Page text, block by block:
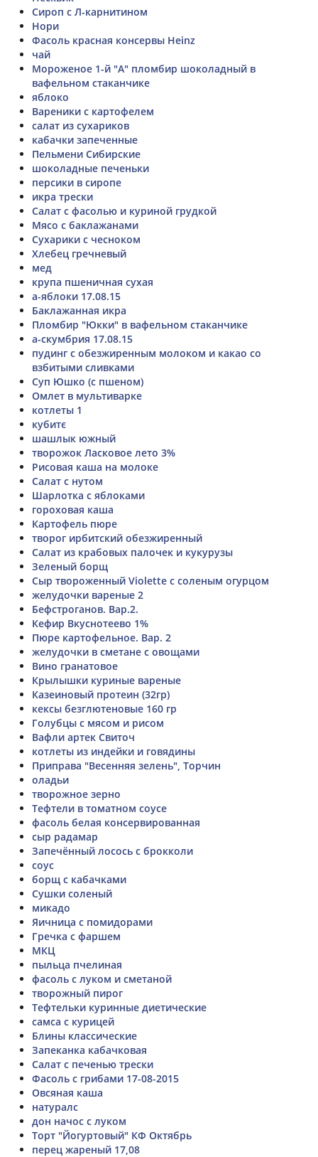
Сироп с Л-карнитином
Нори
Фасоль красная консервы Heinz
чай
Мороженое 1-й "А" пломбир шоколадный в
вафельном стаканчике
яблоко
Вареники с картофелем
салат из сухариков
кабачки запеченные
Пельмени Сибирские
шоколадные печеньки
персики в сиропе
икра трески
Салат с фасолью и куриной грудкой
Мясо с баклажанами
Сухарики с чесноком
Хлебец гречневый
мед
крупа пшеничная сухая
а-яблоки 17.08.15
Баклажанная икра
Пломбир "Юкки" в вафельном стаканчике
а-скумбрия 17.08.15
пудинг с обезжиренным молоком и какао со
взбитыми сливками
Суп Юшко (с пшеном)
Омлет в мультиварке
котлеты 1
кубитє
шашлык южный
творожок Ласковое лето 3%
Рисовая каша на молоке
Салат с нутом
Шарлотка с яблоками
гороховая каша
Картофель пюре
творог ирбитский обезжиренный
Салат из крабовых палочек и кукурузы
Зеленый борщ
Сыр твороженный Violette с соленым огурцом
желудочки вареные 2
Бефстроганов. Вар.2.
Кефир Вкуснотеево 1%
Пюре картофельное. Вар. 2
желудочки в сметане с овощами
Вино гранатовое
Крылышки куриные вареные
Казеиновый протеин (32гр)
кексы безглютеновые 160 гр
Голубцы с мясом и рисом
Вафли артек Свиточ
котлеты из индейки и говядины
Приправа "Весенняя зелень", Торчин
оладьи
творожное зерно
Тефтели в томатном соусе
фасоль белая консервированная
сыр радамар
Запечённый лосось с брокколи
соус
борщ с кабачками
Сушки соленый
микадо
Яичница с помидорами
Гречка с фаршем
МКЦ
пыльца пчелиная
фасоль с луком и сметаной
творожный пирог
Тефтельки куринные диетические
самса с курицей
Блины классические
Запеканка кабачковая
Салат с печенью трески
Фасоль с грибами 17-08-2015
Овсяная каша
натуралс
дон начос с луком
Торт "Йогуртовый" КФ Октябрь
перец жареный 17,08